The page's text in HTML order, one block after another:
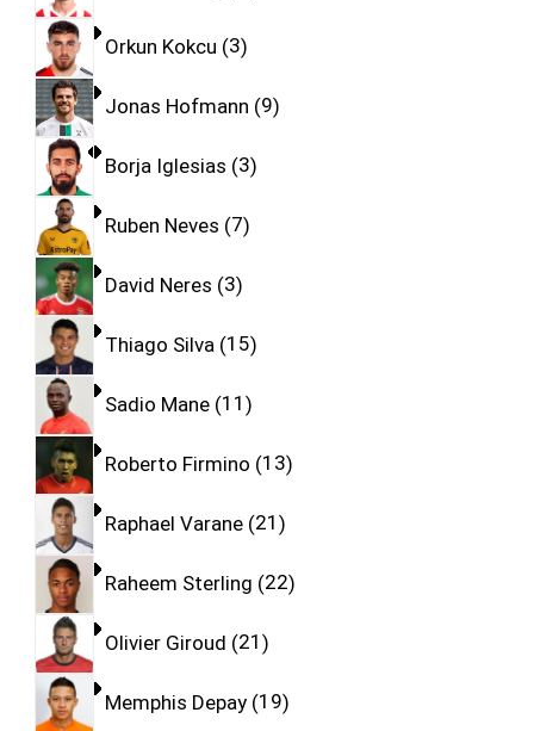
Orkun Kokcu 3
Jonas Hofmann 9
Borja Iglesias 3
Ruben Neves 7
David Neres 3
Thiago Silva 15
Sadio Mane 11
Roberto Firmino 13
Raphael Varane 21
Raheem Sterling 22
Olivier Giroud 21
Memphis Depay 19